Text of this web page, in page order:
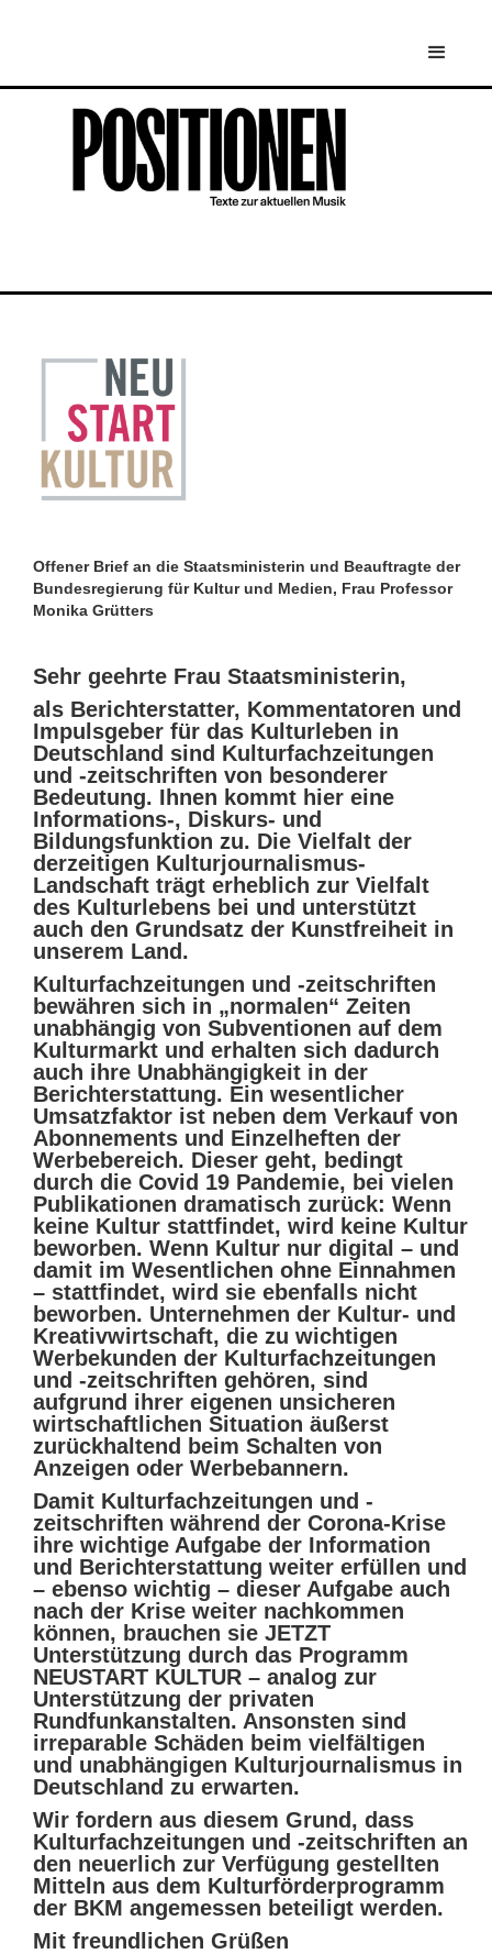
Offener Brief an die Staatsministerin und Beauftragte der
Bundesregierung für Kultur und Medien, Frau Professor
Monika Grütters
Sehr geehrte Frau Staatsministerin,
als Berichterstatter, Kommentatoren und
Impulsgeber für das Kulturleben in
Deutschland sind Kulturfachzeitungen
und -zeitschriften von besonderer
Bedeutung. Ihnen kommt hier eine
Informations-, Diskurs- und
Bildungsfunktion zu. Die Vielfalt der
derzeitigen Kulturjournalismus-
Landschaft trägt erheblich zur Vielfalt
des Kulturlebens bei und unterstützt
auch den Grundsatz der Kunstfreiheit in
unserem Land.
Kulturfachzeitungen und -zeitschriften
bewähren sich in „normalen“ Zeiten
unabhängig von Subventionen auf dem
Kulturmarkt und erhalten sich dadurch
auch ihre Unabhängigkeit in der
Berichterstattung. Ein wesentlicher
Umsatzfaktor ist neben dem Verkauf von
Abonnements und Einzelheften der
Werbebereich. Dieser geht, bedingt
durch die Covid 19 Pandemie, bei vielen
Publikationen dramatisch zurück: Wenn
keine Kultur stattfindet, wird keine Kultur
beworben. Wenn Kultur nur digital – und
damit im Wesentlichen ohne Einnahmen
– stattfindet, wird sie ebenfalls nicht
beworben. Unternehmen der Kultur- und
Kreativwirtschaft, die zu wichtigen
Werbekunden der Kulturfachzeitungen
und -zeitschriften gehören, sind
aufgrund ihrer eigenen unsicheren
wirtschaftlichen Situation äußerst
zurückhaltend beim Schalten von
Anzeigen oder Werbebannern.
Damit Kulturfachzeitungen und -
zeitschriften während der Corona-Krise
ihre wichtige Aufgabe der Information
und Berichterstattung weiter erfüllen und
– ebenso wichtig – dieser Aufgabe auch
nach der Krise weiter nachkommen
können, brauchen sie JETZT
Unterstützung durch das Programm
NEUSTART KULTUR – analog zur
Unterstützung der privaten
Rundfunkanstalten. Ansonsten sind
irreparable Schäden beim vielfältigen
und unabhängigen Kulturjournalismus in
Deutschland zu erwarten.
Wir fordern aus diesem Grund, dass
Kulturfachzeitungen und -zeitschriften an
den neuerlich zur Verfügung gestellten
Mitteln aus dem Kulturförderprogramm
der BKM angemessen beteiligt werden.
Mit freundlichen Grüßen